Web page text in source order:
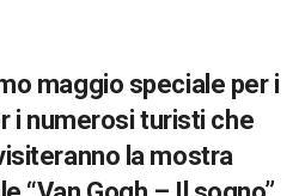
maggio speciale per i
i numerosi turisti che
la mostra